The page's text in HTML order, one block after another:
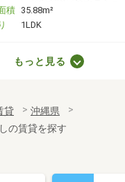
積 35.88m²
1LDK
積
25.2m²
1K
目
もっと見る
貸
沖縄県
の賃貸を探す